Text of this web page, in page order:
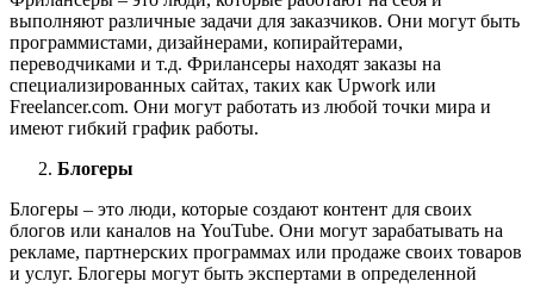
выполняют различные задачи для заказчиков. Они могут быть
программистами, дизайнерами, копирайтерами,
переводчиками и т.д. Фрилансеры находят заказы на
специализированных сайтах, таких как Upwork или
Freelancer.com. Они могут работать из любой точки мира и
имеют гибкий график работы.
Блогеры
Блогеры – это люди, которые создают контент для своих
блогов или каналов на YouTube. Они могут зарабатывать на
рекламе, партнерских программах или продаже своих товаров
и услуг. Блогеры могут быть экспертами в определенной